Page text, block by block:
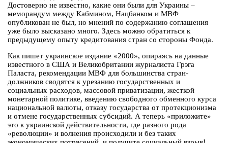
Достоверно не известно, какие они были для Украины –
меморандум между Кабмином, Нацбанком и МВФ
опубликован не был, но мнений по содержанию соглашения
уже было высказано много. Здесь можно обратиться к
предыдущему опыту кредитования стран со стороны Фонда.
Как пишет украинское издание «2000», опираясь на данные
известного в США и Великобритании журналиста Грэга
Паласта, рекомендации МВФ для большинства стран-
должников сводятся к урезанию государственных и
социальных расходов, массовой приватизации, жесткой
монетарной политике, введению свободного обменного курса
национальной валюты, отказу государства от протекционизма
и отмене государственных субсидий. А теперь «приложите»
это к украинской действительности, где разного рода
«революции» и волнения происходили и без таких